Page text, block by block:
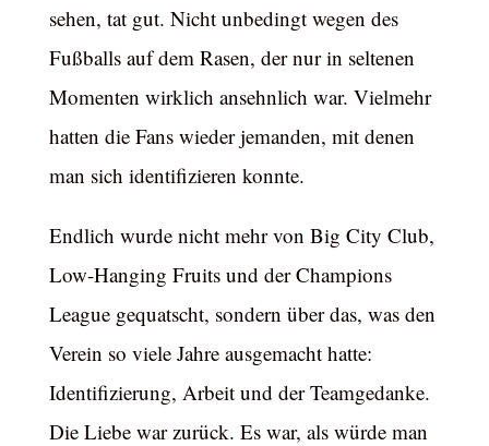
sehen, tat gut. Nicht unbedingt wegen des
Fußballs auf dem Rasen, der nur in seltenen
Momenten wirklich ansehnlich war. Vielmehr
hatten die Fans wieder jemanden, mit denen
man sich identifizieren konnte.
Endlich wurde nicht mehr von Big City Club,
Low-Hanging Fruits und der Champions
League gequatscht, sondern über das, was den
Verein so viele Jahre ausgemacht hatte:
Identifizierung, Arbeit und der Teamgedanke.
Die Liebe war zurück. Es war, als würde man